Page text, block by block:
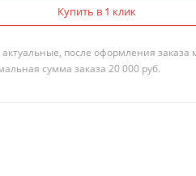
Купить в 1 клик
после оформления заказа
сумма заказа 20 000 руб.